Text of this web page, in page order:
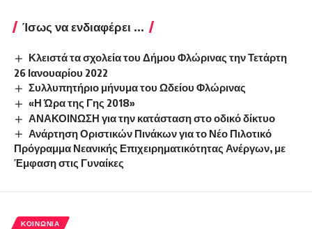
Ίσως να ενδιαφέρει ...
Κλειστά τα σχολεία του Δήμου Φλώρινας την Τετάρτη
26 Ιανουαρίου 2022
Συλλυπητήριο μήνυμα του Ωδείου Φλώρινας
«Η Ώρα της Γης 2018»
ΑΝΑΚΟΙΝΩΣΗ για την κατάσταση στο οδικό δίκτυο
Ανάρτηση Οριστικών Πινάκων για το Νέο Πιλοτικό
Πρόγραμμα Νεανικής Επιχειρηματικότητας Ανέργων, με
Έμφαση στις Γυναίκες
ΚΟΙΝΩΝΊΑ